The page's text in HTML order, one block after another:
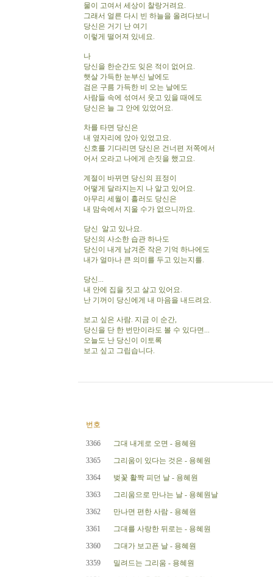
물이 고여서 세상이 찰랑거려요.
그래서 얼른 다시 빈 하늘을 올려다보니
당신은 거기 난 여기
이렇게 떨어져 있네요.
나
당신을 한순간도 잊은 적이 없어요.
햇살 가득한 눈부신 날에도
검은 구름 가득한 비 오는 날에도
사람들 속에 섞여서 웃고 있을 때에도
당신은 늘 그 안에 있었어요.
차를 타면 당신은
내 옆자리에 앉아 있었고요.
신호를 기다리면 당신은 건너편 저쪽에서
어서 오라고 나에게 손짓을 했고요.
계절이 바뀌면 당신의 표정이
어떻게 달라지는지 나 알고 있어요.
아무리 세월이 흘러도 당신은
내 맘속에서 지울 수가 없으니까요.
당신 알고 있나요.
당신의 사소한 습관 하나도
당신이 내게 남겨준 작은 기억 하나에도
내가 얼마나 큰 의미를 두고 있는지를.
당신...
내 안에 집을 짓고 살고 있어요.
난 기꺼이 당신에게 내 마음을 내드려요.
보고 싶은 사람. 지금 이 순간,
당신을 단 한 번만이라도 볼 수 있다면...
오늘도 난 당신이 이토록
보고 싶고 그립습니다.
번호
3366
그대 내게로 오면 - 용혜원
3365
그리움이 있다는 것은 - 용혜원
3364
벚꽃 활짝 피던 날 - 용혜원
3363
그리움으로 만나는 날 - 용혜원날
3362
만나면 편한 사람 - 용혜원
3361
그대를 사랑한 뒤로는 - 용혜원
3360
그대가 보고픈 날 - 용혜원
3359
밀려드는 그리움 - 용혜원